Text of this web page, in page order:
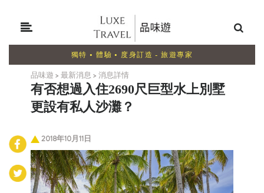
獨特 • 體驗 • 度身訂造 - 旅遊專家
品味遊 >最新消息 >消息詳情
有否想過入住2690尺巨型水上別墅
更設有私人沙灘？
2018年10月11日